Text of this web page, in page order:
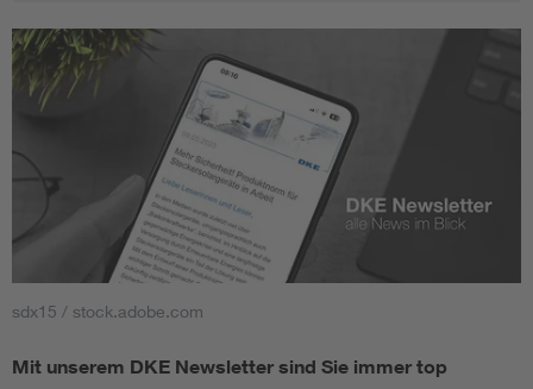
sdx15 / stock.adobe.com
Mit unserem DKE Newsletter sind Sie immer top